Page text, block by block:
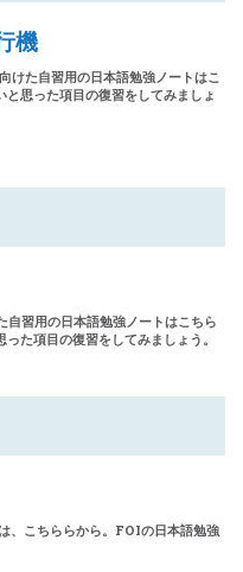
機
けた自習用の日本語勉強ノートはこ
思った項目の復習をしてみましょ
習用の日本語勉強ノートはこちら
た項目の復習をしてみましょう。
、こちららから。FOIの日本語勉強